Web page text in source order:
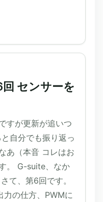
センサーを
すが更新が追いつ
自分でも振り返っ
あ（本音 コレはお
。 G-suite、なか
て、第6回です。
の仕方、PWMに